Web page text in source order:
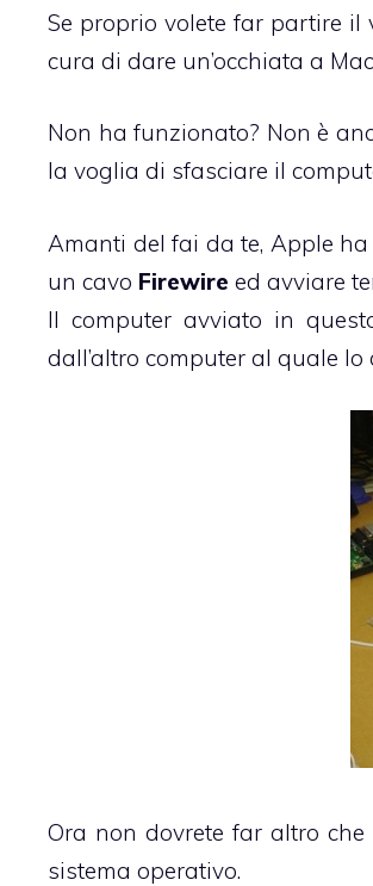
Se proprio volete far partire il
cura di dare un’occhiata a
Non ha funzionato? Non è
la voglia di sfasciare il
Amanti del fai da te, Apple
un cavo Firewire ed avviare
Il computer avviato in
dall’altro computer al quale lo
Ora non dovrete far altro
sistema operativo.